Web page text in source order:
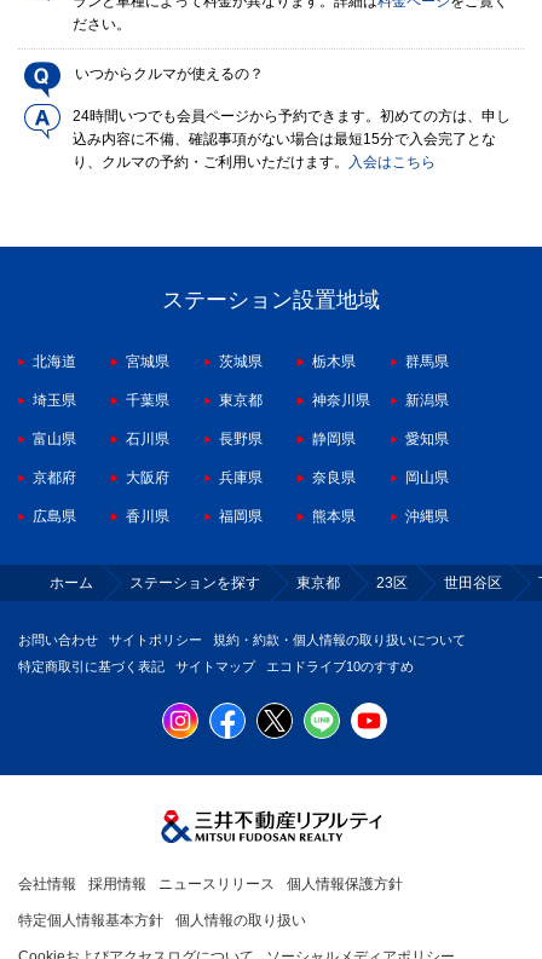
ださい。
いつからクルマが使えるの？
24時間いつでも会員ページから予約できます。初めての方は、申し
込み内容に不備、確認事項がない場合は最短15分で入会完了とな
り、クルマの予約・ご利用いただけます。
入会はこちら
ステーション設置地域
北海道 宮城県 茨城県 栃木県 群馬県
埼玉県 千葉県 東京都 神奈川県 新潟県
富山県 石川県 長野県 静岡県 愛知県
京都府 大阪府 兵庫県 奈良県 岡山県
広島県 香川県 福岡県 熊本県 沖縄県
ホーム ステーションを探す 東京都 23区 世田谷区
お問い合わせ サイトポリシー
規約・約款・個人情報の取り扱いについて
特定商取引に基づく表記
サイトマップ エコドライブ10のすすめ
会社情報 採用情報 ニュースリリース 個人情報保護方針
特定個人情報基本方針 個人情報の取り扱い